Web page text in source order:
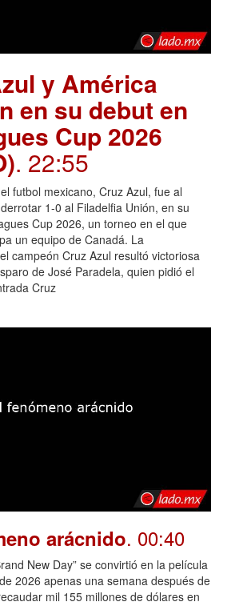
y América
en su debut en
Cup 2026
. 22:55
futbol mexicano, Cruz Azul, fue al
1-0 al Filadelfia Unión, en su
Cup 2026, un torneo en el que
un equipo de Canadá. La
campeón Cruz Azul resultó victoriosa
de José Paradela, quien pidió el
Cruz
arácnido. 00:40
New Day” se convirtió en la película
2026 apenas una semana después de
mil 155 millones de dólares en